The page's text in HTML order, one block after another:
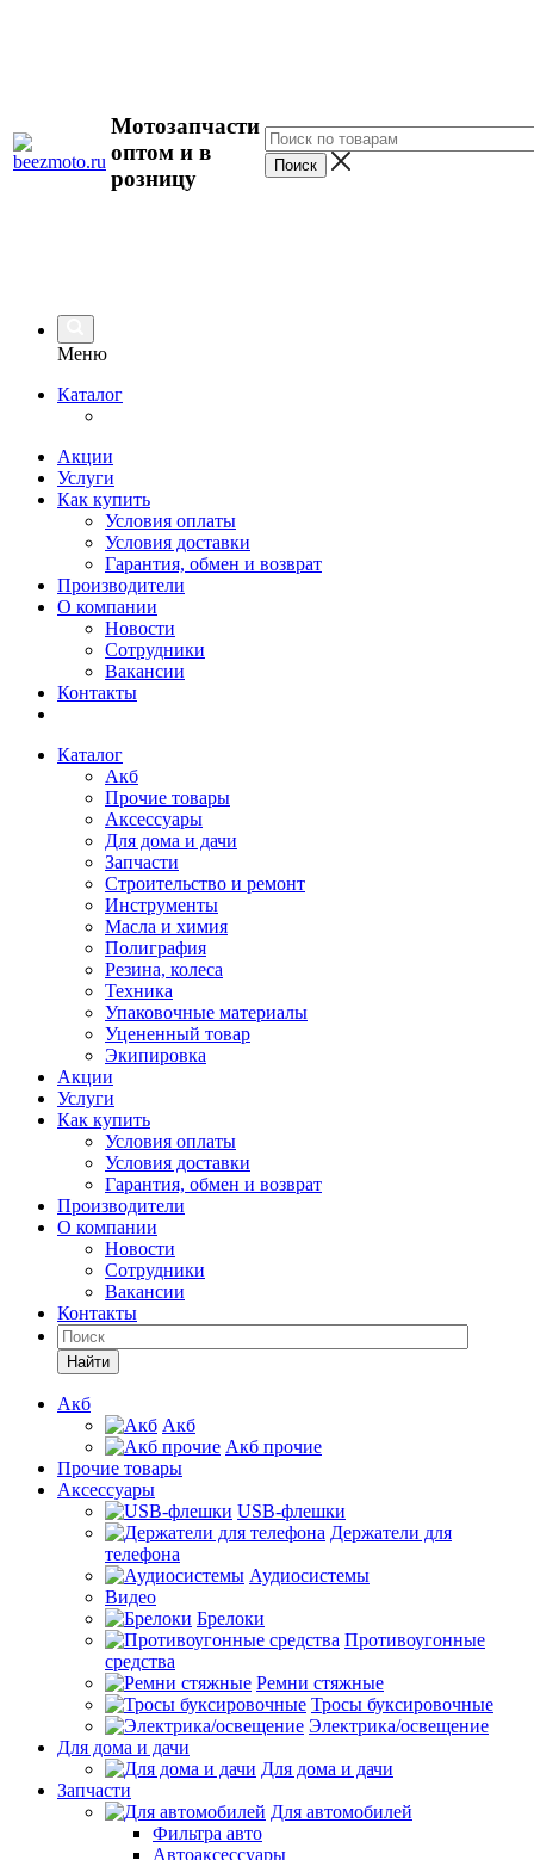
Мотозапчасти
оптом и в
розницу
Меню
Каталог
Акции
Услуги
Как купить
Условия оплаты
Условия доставки
Гарантия, обмен и возврат
Производители
О компании
Новости
Сотрудники
Вакансии
Контакты
Каталог
Акб
Прочие товары
Аксессуары
Для дома и дачи
Запчасти
Строительство и ремонт
Инструменты
Масла и химия
Полиграфия
Резина, колеса
Техника
Упаковочные материалы
Уцененный товар
Экипировка
Акции
Услуги
Как купить
Условия оплаты
Условия доставки
Гарантия, обмен и возврат
Производители
О компании
Новости
Сотрудники
Вакансии
Контакты
Найти
Акб
Акб
Акб прочие
Прочие товары
Аксессуары
USB-флешки
Держатели для
телефона
Аудиосистемы
Видео
Брелоки
Противоугонные
средства
Ремни стяжные
Тросы буксировочные
Электрика/освещение
Для дома и дачи
Для дома и дачи
Запчасти
Для автомобилей
Фильтра авто
Автоаксессуары